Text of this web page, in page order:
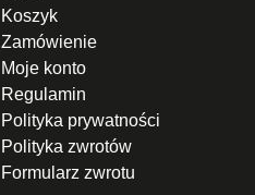
Koszyk
Zamówienie
Moje konto
Regulamin
Polityka prywatności
Polityka zwrotów
Formularz zwrotu